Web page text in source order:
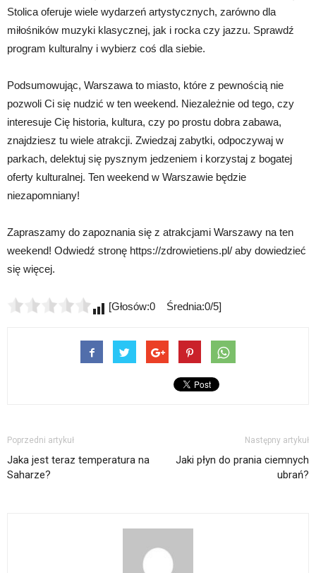
Stolica oferuje wiele wydarzeń artystycznych, zarówno dla
miłośników muzyki klasycznej, jak i rocka czy jazzu. Sprawdź
program kulturalny i wybierz coś dla siebie.
Podsumowując, Warszawa to miasto, które z pewnością nie
pozwoli Ci się nudzić w ten weekend. Niezależnie od tego, czy
interesuje Cię historia, kultura, czy po prostu dobra zabawa,
znajdziesz tu wiele atrakcji. Zwiedzaj zabytki, odpoczywaj w
parkach, delektuj się pysznym jedzeniem i korzystaj z bogatej
oferty kulturalnej. Ten weekend w Warszawie będzie
niezapomniany!
Zapraszamy do zapoznania się z atrakcjami Warszawy na ten
weekend! Odwiedź stronę https://zdrowietiens.pl/ aby dowiedzieć
się więcej.
[Głosów:0 Średnia:0/5]
Poprzedni artykuł
Jaka jest teraz temperatura na
Saharze?
Następny artykuł
Jaki płyn do prania ciemnych
ubrań?